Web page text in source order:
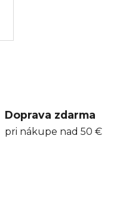
Doprava zdarma
pri nákupe nad 50 €